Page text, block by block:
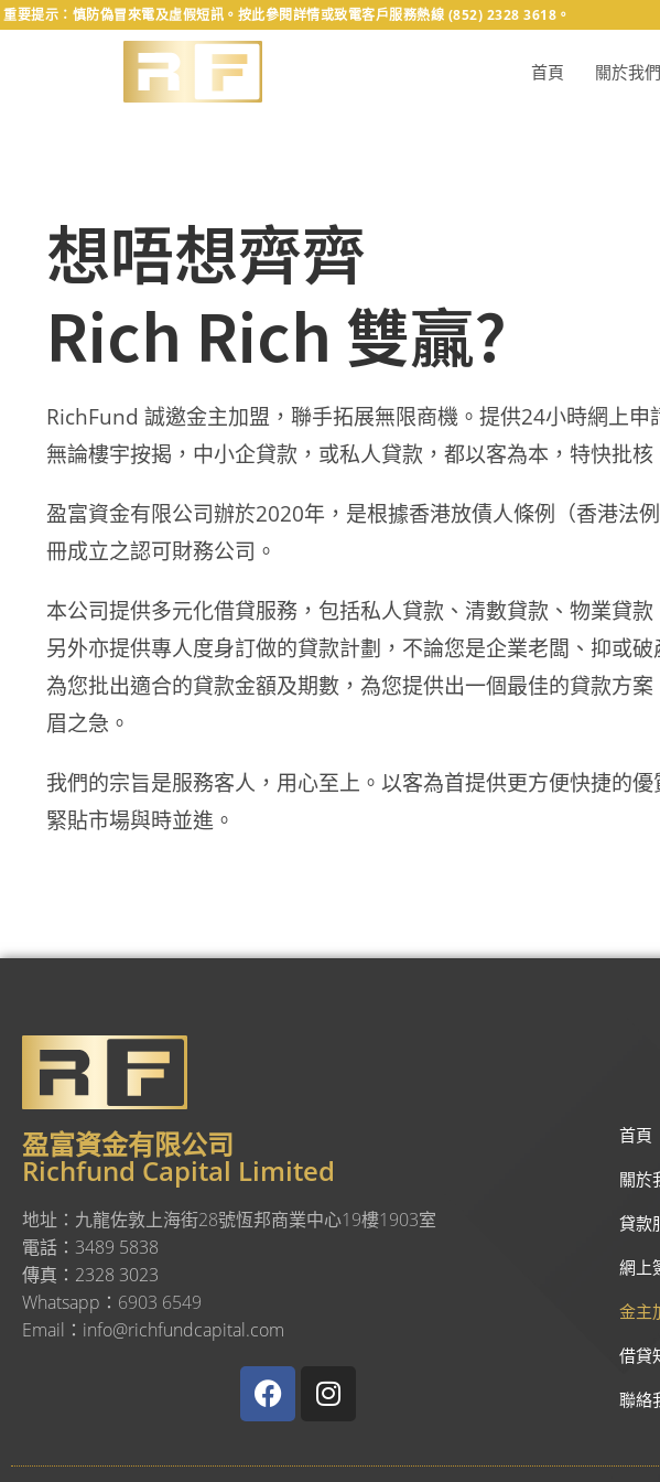
重要提示：慎防偽冒來電及虛假短訊。按此參閱詳情或致電客戶服務熱線 (852) 2328 3618。
首頁 關於我們
想唔想齊齊
Rich Rich 雙贏?
RichFund 誠邀金主加盟，聯手拓展無限商機。提供24小時網上申
無論樓宇按揭，中小企貸款，或私人貸款，都以客為本，特快批核
盈富資金有限公司辦於2020年，是根據香港放債人條例（香港法
冊成立之認可財務公司。
本公司提供多元化借貸服務，包括私人貸款 、清數貸款 、 物業貸款
另外亦提供專人度身訂做的貸款計劃，不論您是企業老闆、抑或
為您批出適合的貸款金額及期數，為您提供出一個最佳的貸款方
眉之急。
我們的宗旨是服務客人，用心至上。以客為首提供更方便快捷的
緊貼市場與時並進。
盈富資金有限公司
Richfund Capital Limited
地址： 九龍佐敦上海街28號恆邦商業中心19樓1903室
電話：3489 5838
傳真：2328 3023
Whatsapp： 6903 6549
Email：info@richfundcapital.com
首頁
關於
貸款
網上
金主
借貸
聯絡